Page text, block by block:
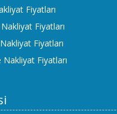
Fiyatları
Fiyatları
Fiyatları
Fiyatları